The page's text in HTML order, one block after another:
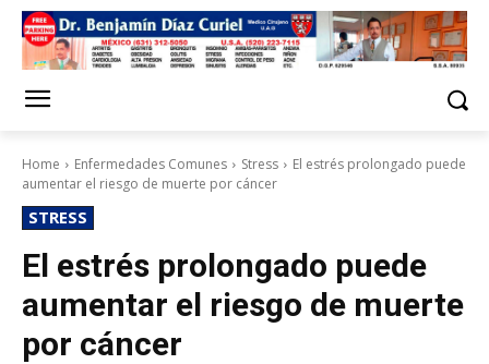
Home Enfermedades Comunes Stress
El estrés prolongado puede
aumentar el riesgo de muerte por cáncer
STRESS
El estrés prolongado puede
aumentar el riesgo de muerte
por cáncer